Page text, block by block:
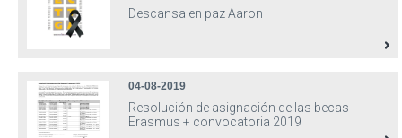
Descansa en paz Aaron
04-08-2019
Resolución de asignación de las becas
Erasmus + convocatoria 2019